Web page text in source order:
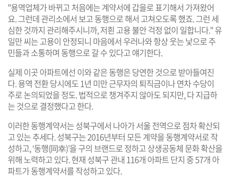
"용역업체가 바뀌고 처음에는 계약서에 갑을로 표기해서 가져왔어
요. 그런데 관리소에서 보고 동행으로 해서 고쳐오도록 했죠. 그런 세
심한 것까지 관리해주시니까, 저흰 고용 불안 걱정 없이 일합니다." 유
일만 씨는 고용이 안정되니 마음에서 우러나와 항상 웃는 낯으로 주
민들과 소통하며 동행으로 갈 수 있다고 얘기한다.
실제 이곳 아파트에선 이와 같은 동행은 당연한 것으로 받아들여진
다. 용역 전환 당시에도 1년 미만 근무자의 퇴직금이나 연차 수당이
주로 논의되었을 정도. 법적으로 챙겨주지 않아도 되지만, 다 지급하
는 것으로 결정했다고 한다.
이러한 동행계약서는 성북구에서 나아가 서울 전역으로 점차 확산되
고 있는 추세다. 성북구는 2016년부터 모든 계약을 동행계약서로 작
성하고, ‘동행(同幸)’을 구의 브랜드로 정하고 상생공동체 문화 확산을
위해 노력하고 있다. 현재 성북구 관내 116개 아파트 단지 중 57개 아
파트가 동행계약서를 작성하고 있다.